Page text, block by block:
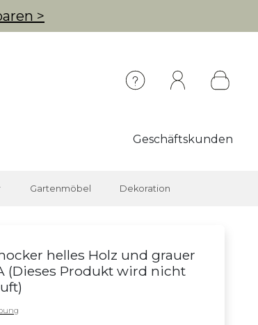
>
Geschäftskunden
Gartenmöbel Dekoration
helles Holz und grauer
(Dieses Produkt wird nicht
)